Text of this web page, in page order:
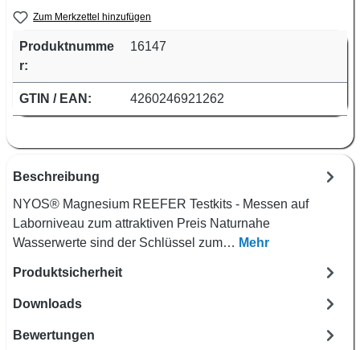
Zum Merkzettel hinzufügen
Produktnumme
r:
16147
GTIN / EAN: 4260246921262
Beschreibung
NYOS® Magnesium REEFER Testkits - Messen auf
Laborniveau zum attraktiven Preis Naturnahe
Wasserwerte sind der Schlüssel zum… Mehr
Produktsicherheit
Downloads
Bewertungen